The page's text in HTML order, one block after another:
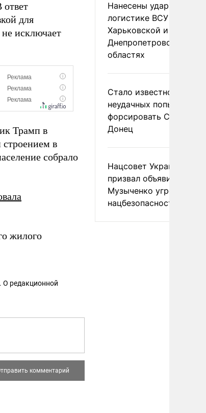
ответ
для
исключает
Трамп в
строением в
собрало
жилого
О редакционной
Нанесены удары по
логистике ВСУ в
Харьковской и
Днепропетровской
областях
Стало известно о
неудачных попытках
форсировать
Донец
Нацсовет Украины по
призвал объявить
Музыченко угрозой
нацбезопасности